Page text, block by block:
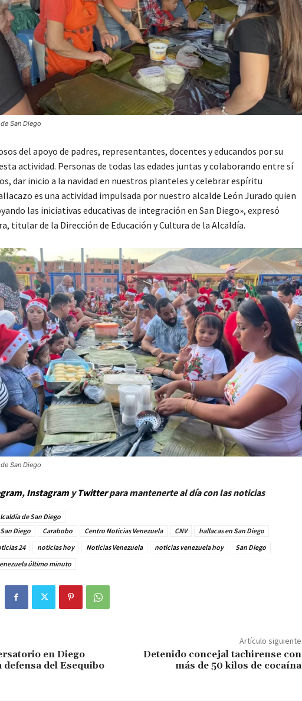
San Diego
del apoyo de padres, representantes, docentes y educandos por su
actividad. Personas de todas las edades juntas y colaborando entre sí
dar inicio a la navidad en nuestros planteles y celebrar espíritu
es una actividad impulsada por nuestro alcalde León Jurado quien
las iniciativas educativas de integración en San Diego», expresó
titular de la Dirección de Educación y Cultura de la Alcaldía.
San Diego
, InstagramyTwitterpara mantenerte al día con las noticias
de San Diego
Diego Carabobo Centro Noticias Venezuela CNV
hallacas en San Diego
24 noticias hoy Noticias Venezuela noticias venezuela hoy
San Diego
último minuto
en Diego
del Esequibo
Artículo siguiente
Detenido concejal tachirense con
más de 50 kilos de cocaína